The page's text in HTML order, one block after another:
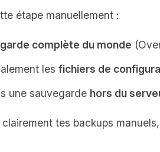
étape manuellement :
complète du monde
les fichiers de
une sauvegarde hors du
tes backups